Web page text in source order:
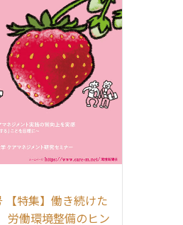
【特集】働き続けた
労働環境整備のヒン